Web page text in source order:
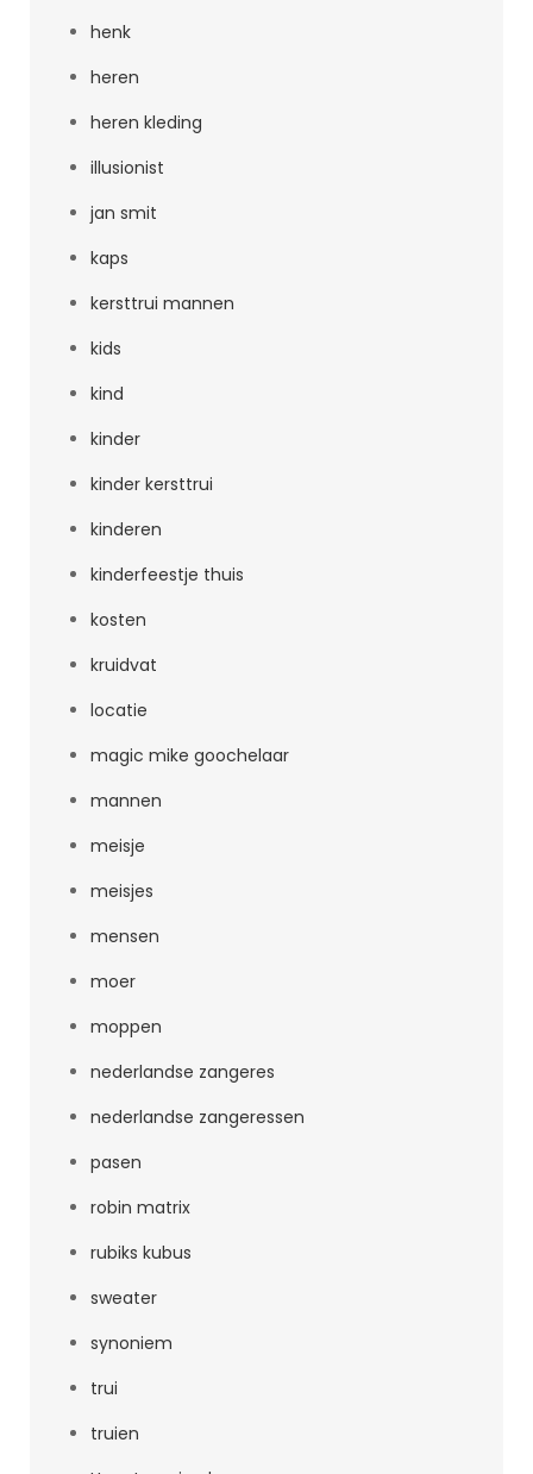
henk
heren
heren kleding
illusionist
jan smit
kaps
kersttrui mannen
kids
kind
kinder
kinder kersttrui
kinderen
kinderfeestje thuis
kosten
kruidvat
locatie
magic mike goochelaar
mannen
meisje
meisjes
mensen
moer
moppen
nederlandse zangeres
nederlandse zangeressen
pasen
robin matrix
rubiks kubus
sweater
synoniem
trui
truien